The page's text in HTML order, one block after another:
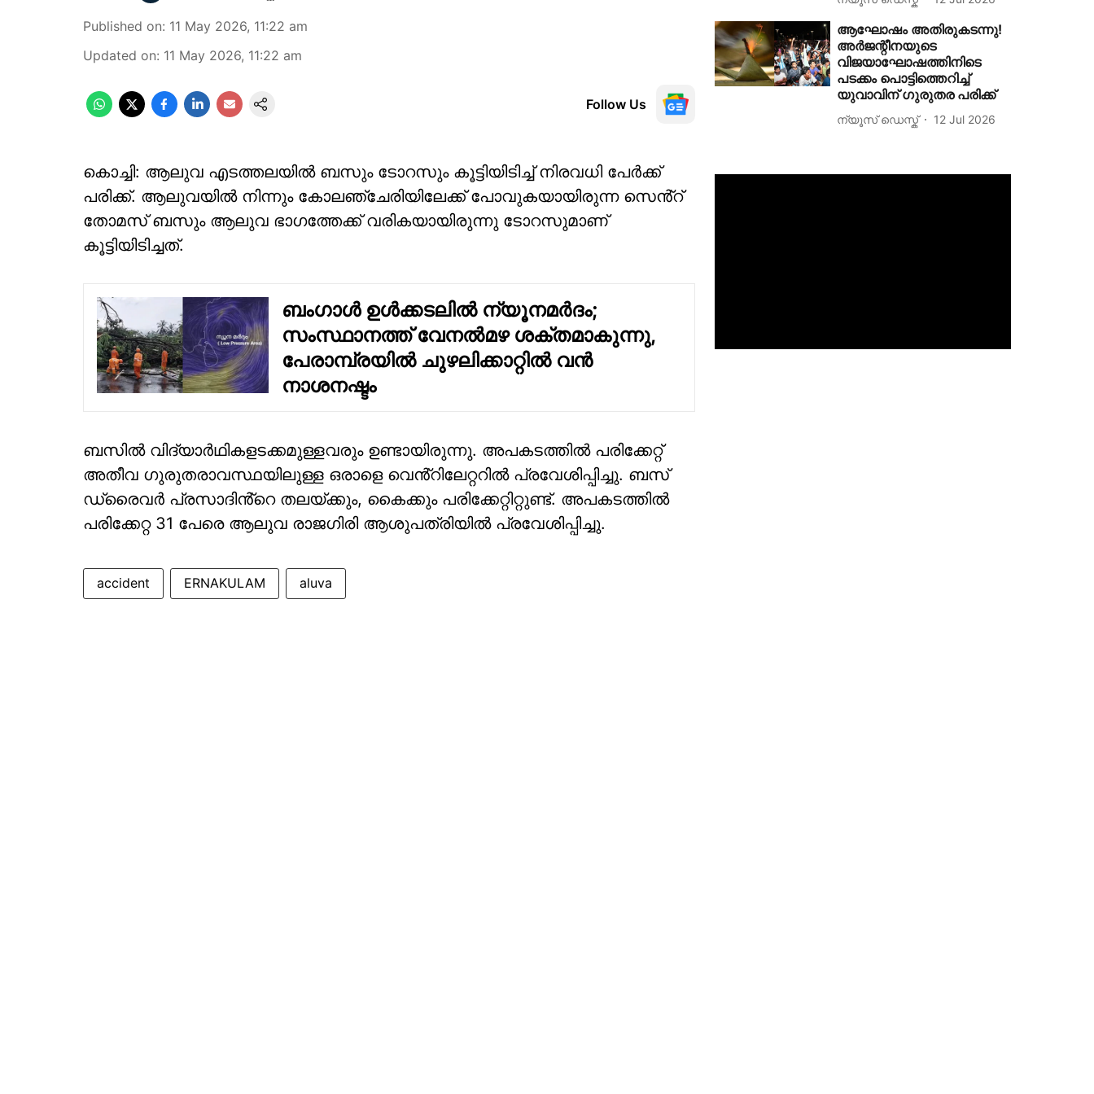
Published on: 11 May 2026, 11:22 am
Updated on: 11 May 2026, 11:22 am
Follow Us
കൊച്ചി: ആലുവ എടത്തലയിൽ ബസും ടോറസും കൂട്ടിയിടിച്ച് നിരവധി പേർക്ക്
പരിക്ക്. ആലുവയിൽ നിന്നും കോലഞ്ചേരിയിലേക്ക് പോവുകയായിരുന്ന സെൻ്റ്
തോമസ് ബസും ആലുവ ഭാഗത്തേക്ക് വരികയായിരുന്നു ടോറസുമാണ്
കൂട്ടിയിടിച്ചത്.
ബംഗാൾ ഉൾക്കടലിൽ ന്യൂനമർദം;
സംസ്ഥാനത്ത് വേനൽമഴ ശക്തമാകുന്നു,
പേരാമ്പ്രയിൽ ചുഴലിക്കാറ്റിൽ വൻ
നാശനഷ്ടം
ബസിൽ വിദ്യാർഥികളടക്കമുള്ളവരും ഉണ്ടായിരുന്നു. അപകടത്തിൽ പരിക്കേറ്റ്
അതീവ ഗുരുതരാവസ്ഥയിലുള്ള ഒരാളെ വെൻ്റിലേറ്ററിൽ പ്രവേശിപ്പിച്ചു. ബസ്
ഡ്രൈവർ പ്രസാദിൻ്റെ തലയ്ക്കും, കൈക്കും പരിക്കേറ്റിറ്റുണ്ട്. അപകടത്തിൽ
പരിക്കേറ്റ 31 പേരെ ആലുവ രാജഗിരി ആശുപത്രിയിൽ പ്രവേശിപ്പിച്ചു.
accident ERNAKULAM aluva
ആഘോഷം അതിരുകടന്നു!
അർജന്റീനയുടെ
വിജയാഘോഷത്തിനിടെ
പടക്കം പൊട്ടിത്തെറിച്ച്
യുവാവിന് ഗുരുതര പരിക്ക്
ന്യൂസ് ഡെസ്ക് 12 Jul 2026